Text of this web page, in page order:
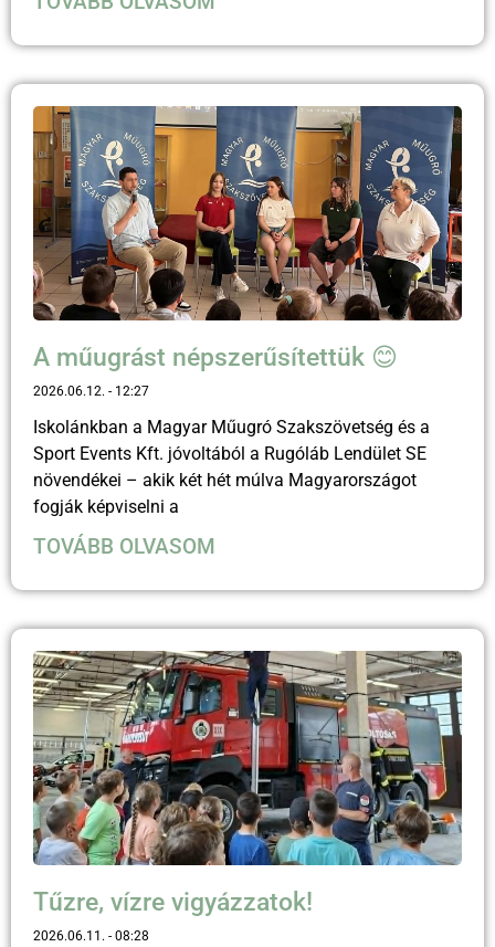
A műugrást népszerűsítettük 😊
2026.06.12. 12:27
Iskolánkban a Magyar Műugró Szakszövetség és a
Sport Events Kft. jóvoltából a Rugóláb Lendület SE
növendékei – akik két hét múlva Magyarországot
fogják képviselni a
TOVÁBB OLVASOM
Tűzre, vízre vigyázzatok!
2026.06.11. 08:28